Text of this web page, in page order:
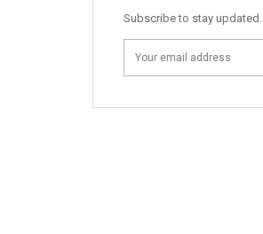
Subscribe to stay updated.